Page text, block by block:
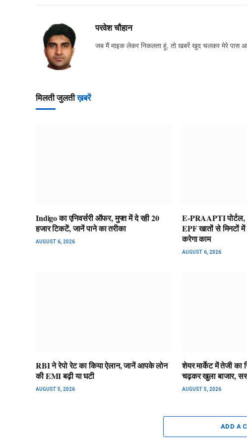
परवेश चौहान
जब मैं माइक लेकर निकलता हूं, तो खबरें खुद चलकर मेरे पास
मिलती जुलतीख़बरें
Indigo का एनिवर्सरी ऑफर, मुफ्त में दे रही 20
हजार टिकटें, जानें पाने का तरीका
AUGUST 6, 2026
E-PRAAPTI
EPF खातों से मिनटों
करेगा काम
AUGUST 6, 2026
RBI ने रेपो रेट का किया ऐलान, जानें आपके लोन
की EMI बढ़ी या घटी
AUGUST 5, 2026
शेयर मार्केट में तेजी का
चढ़कर खुला बाजार,
AUGUST 5, 2026
ADD A